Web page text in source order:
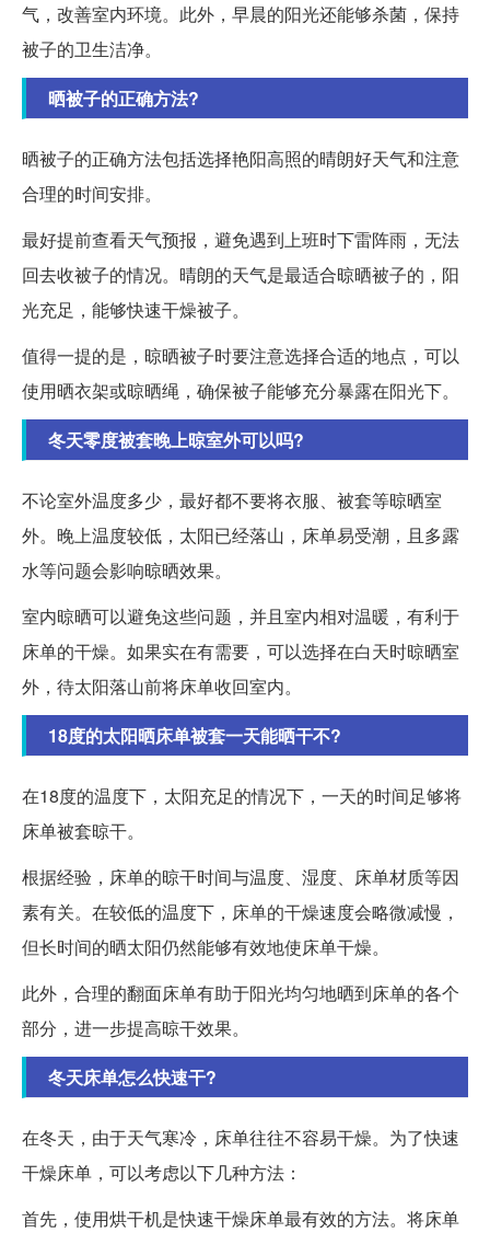
气，改善室内环境。此外，早晨的阳光还能够杀菌，保持
被子的卫生洁净。
晒被子的正确方法?
晒被子的正确方法包括选择艳阳高照的晴朗好天气和注意
合理的时间安排。
最好提前查看天气预报，避免遇到上班时下雷阵雨，无法
回去收被子的情况。晴朗的天气是最适合晾晒被子的，阳
光充足，能够快速干燥被子。
值得一提的是，晾晒被子时要注意选择合适的地点，可以
使用晒衣架或晾晒绳，确保被子能够充分暴露在阳光下。
冬天零度被套晚上晾室外可以吗?
不论室外温度多少，最好都不要将衣服、被套等晾晒室
外。晚上温度较低，太阳已经落山，床单易受潮，且多露
水等问题会影响晾晒效果。
室内晾晒可以避免这些问题，并且室内相对温暖，有利于
床单的干燥。如果实在有需要，可以选择在白天时晾晒室
外，待太阳落山前将床单收回室内。
18度的太阳晒床单被套一天能晒干不?
在18度的温度下，太阳充足的情况下，一天的时间足够将
床单被套晾干。
根据经验，床单的晾干时间与温度、湿度、床单材质等因
素有关。在较低的温度下，床单的干燥速度会略微减慢，
但长时间的晒太阳仍然能够有效地使床单干燥。
此外，合理的翻面床单有助于阳光均匀地晒到床单的各个
部分，进一步提高晾干效果。
冬天床单怎么快速干?
在冬天，由于天气寒冷，床单往往不容易干燥。为了快速
干燥床单，可以考虑以下几种方法：
首先，使用烘干机是快速干燥床单最有效的方法。将床单